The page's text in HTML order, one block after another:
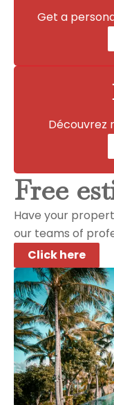
Get a
Découvrez
Free
Have your
our teams of
Click here